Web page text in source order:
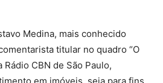
Medina, mais conhecido
titular no quadro “O
CBN de São Paulo,